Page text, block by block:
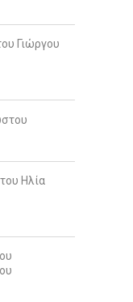
Γιώργου
Ηλία